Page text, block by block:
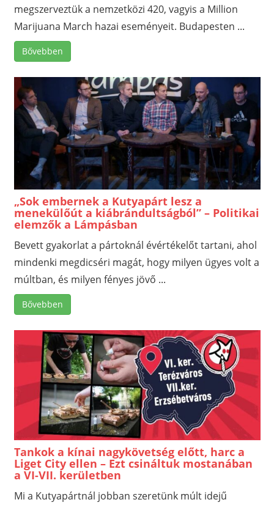
megszerveztük a nemzetközi 420, vagyis a Million
Marijuana March hazai eseményeit. Budapesten ...
Bővebben
„Sok embernek a Kutyapárt lesz a
menekülőút a kiábrándultságból” – Politikai
elemzők a Lámpásban
Bevett gyakorlat a pártoknál évértékelőt tartani, ahol
mindenki megdicséri magát, hogy milyen ügyes volt a
múltban, és milyen fényes jövő ...
Bővebben
Tankok a kínai nagykövetség előtt, harc a
Liget City ellen – Ezt csináltuk mostanában
a VI-VII. kerületben
Mi a Kutyapártnál jobban szeretünk múlt idejű